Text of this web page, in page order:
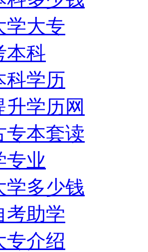
学大专
本科
科学历
升学历网
专本套读
专业
学多少钱
考助学
专介绍